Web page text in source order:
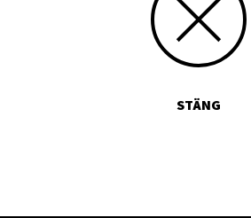
STÄNG